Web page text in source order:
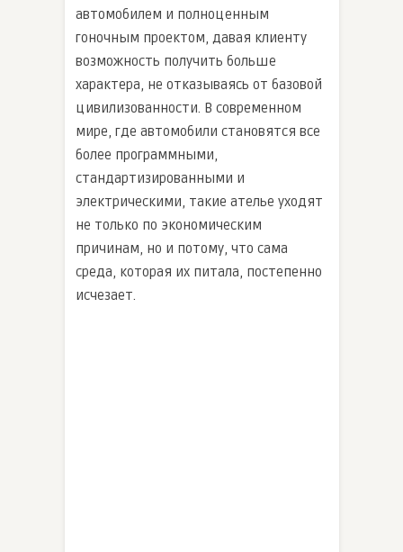
автомобилем и полноценным
гоночным проектом, давая клиенту
возможность получить больше
характера, не отказываясь от базовой
цивилизованности. В современном
мире, где автомобили становятся все
более программными,
стандартизированными и
электрическими, такие ателье уходят
не только по экономическим
причинам, но и потому, что сама
среда, которая их питала, постепенно
исчезает.